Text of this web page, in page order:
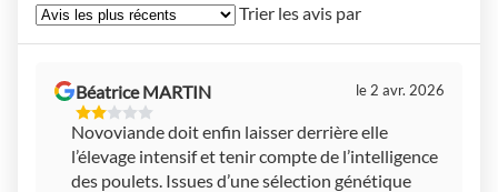
Trier les avis par
Béatrice MARTIN
2
Étoiles
Sur
5
le 2 avr. 2026
Novoviande doit enfin laisser derrière elle
l’élevage intensif et tenir compte de l’intelligence
des poulets. Issues d’une sélection génétique